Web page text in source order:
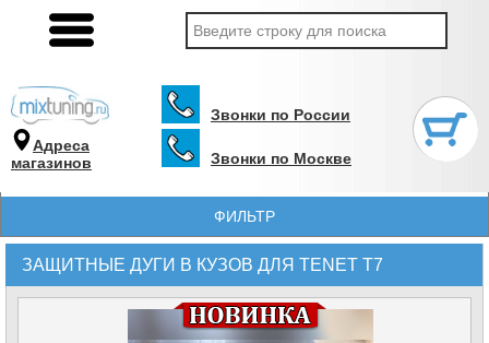
Адреса
магазинов
Звонки по России
Звонки по Москве
ФИЛЬТР
ЗАЩИТНЫЕ ДУГИ В КУЗОВ ДЛЯ TENET T7